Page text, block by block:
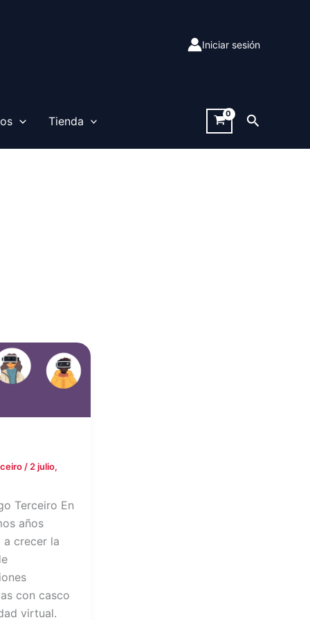
Iniciar sesión
Tienda Buscar
/2 julio,
Terceiro En
años
a crecer la
con casco
virtual.